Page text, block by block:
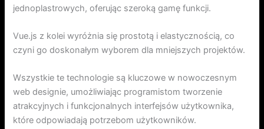
jednoplastrowych, oferując szeroką gamę funkcji.
Vue.js z kolei wyróżnia się prostotą i elastycznością, co
czyni go doskonałym wyborem dla mniejszych projektów.
Wszystkie te technologie są kluczowe w nowoczesnym
web designie, umożliwiając programistom tworzenie
atrakcyjnych i funkcjonalnych interfejsów użytkownika,
które odpowiadają potrzebom użytkowników.